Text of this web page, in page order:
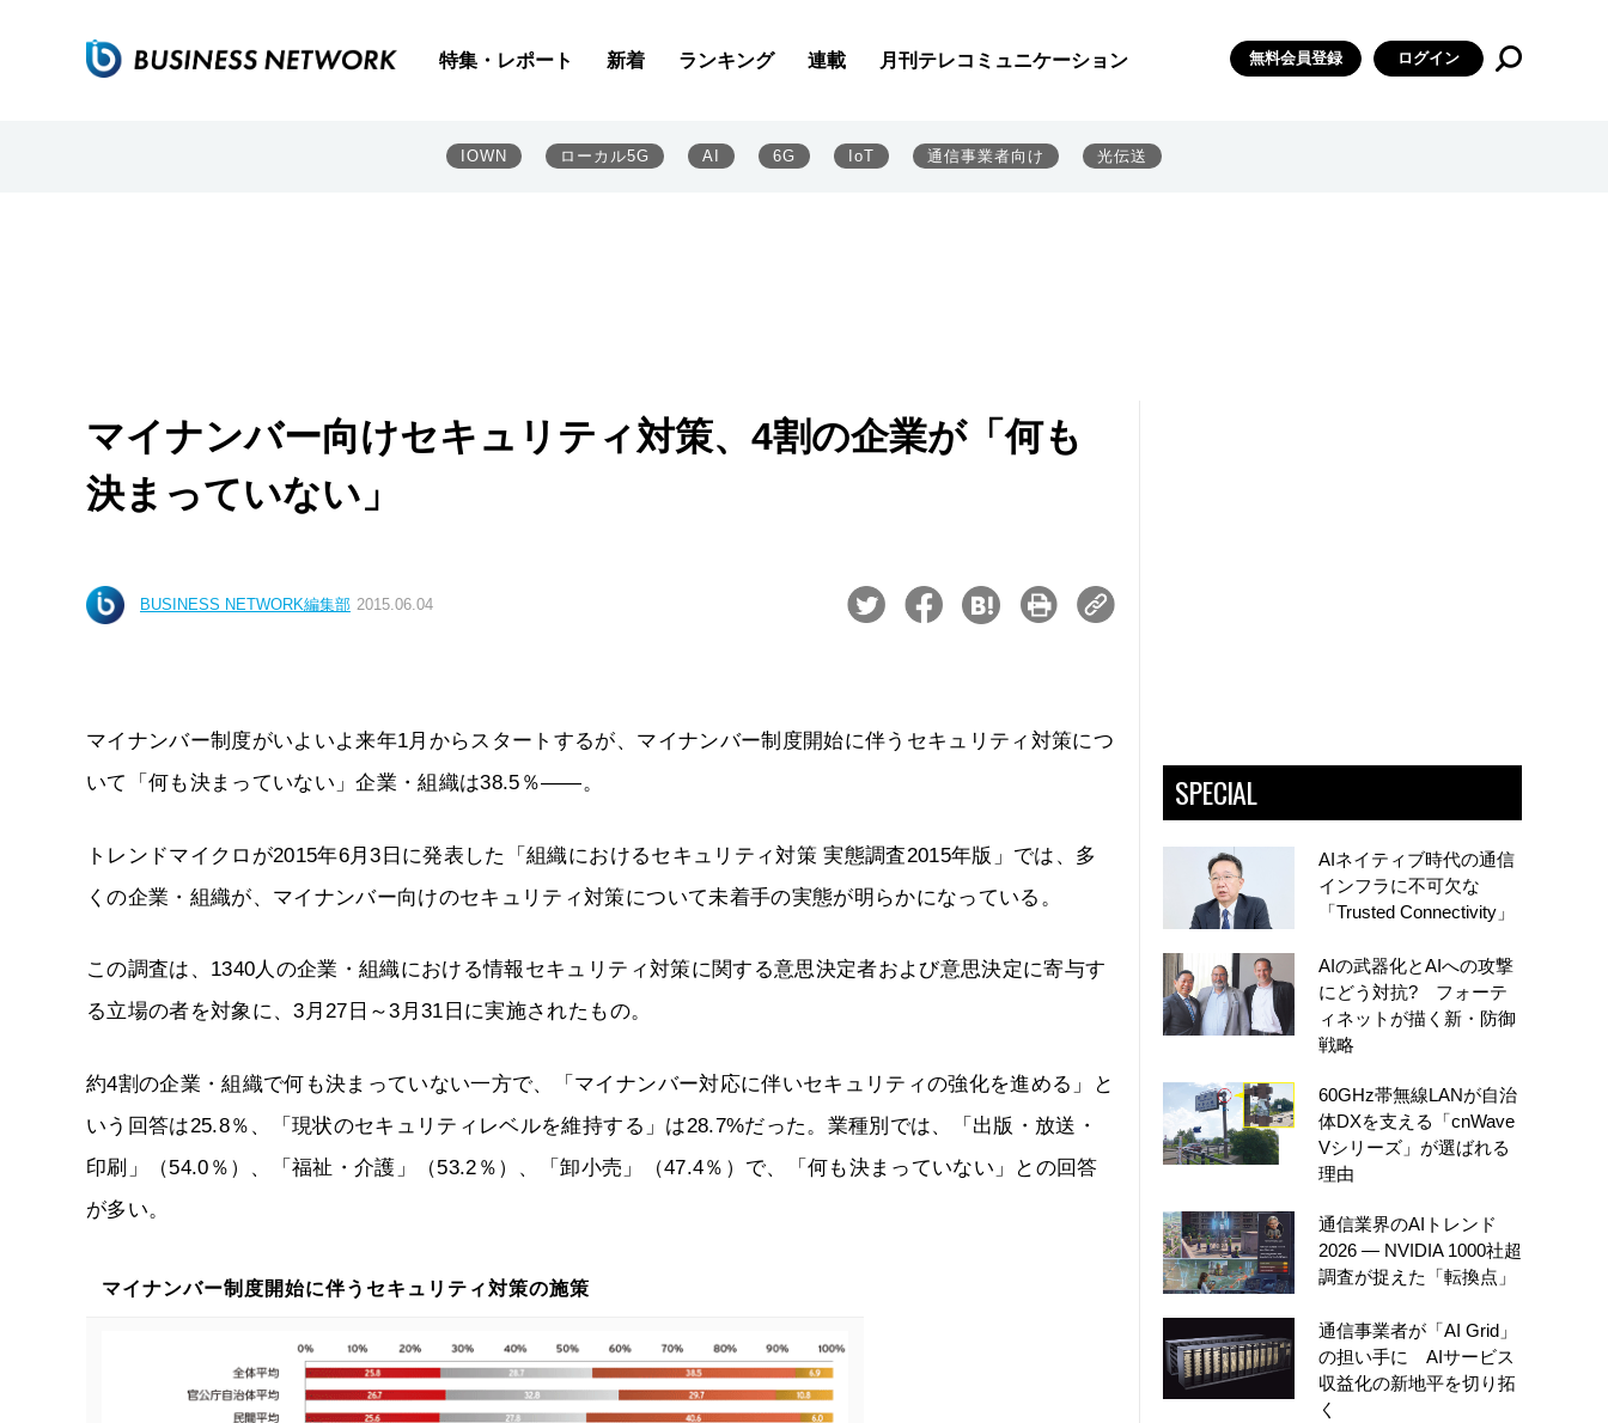
特集・レポート 新着 ランキング 連載 月刊テレコミュニケーション 無料会員登録 ログイン
IOWN ローカル5G AI 6G IoT 通信事業者向け 光伝送
マイナンバー向けセキュリティ対策、4割の企業が「何も
決まっていない」
BUSINESS NETWORK編集部 2015.06.04
マイナンバー制度がいよいよ来年1月からスタートするが、マイナンバー制度開始に伴うセキュリティ対策につ
いて「何も決まっていない」企業・組織は38.5％――。
トレンドマイクロが2015年6月3日に発表した「組織におけるセキュリティ対策 実態調査2015年版」では、多
くの企業・組織が、マイナンバー向けのセキュリティ対策について未着手の実態が明らかになっている。
この調査は、1340人の企業・組織における情報セキュリティ対策に関する意思決定者および意思決定に寄与す
る立場の者を対象に、3月27日～3月31日に実施されたもの。
約4割の企業・組織で何も決まっていない一方で、「マイナンバー対応に伴いセキュリティの強化を進める」と
いう回答は25.8％、「現状のセキュリティレベルを維持する」は28.7%だった。業種別では、「出版・放送・
印刷」（54.0％）、「福祉・介護」（53.2％）、「卸小売」（47.4％）で、「何も決まっていない」との回答
が多い。
マイナンバー制度開始に伴うセキュリティ対策の施策
SPECIAL
AIネイティブ時代の通信
インフラに不可欠な
「Trusted Connectivity」
AIの武器化とAIへの攻撃
にどう対抗? フォーテ
ィネットが描く新・防御
戦略
60GHz帯無線LANが自治
体DXを支える「cnWave
Vシリーズ」が選ばれる
理由
通信業界のAIトレンド
2026 ― NVIDIA 1000社超
調査が捉えた「転換点」
通信事業者が「AI Grid」
の担い手に AIサービス
収益化の新地平を切り拓
く